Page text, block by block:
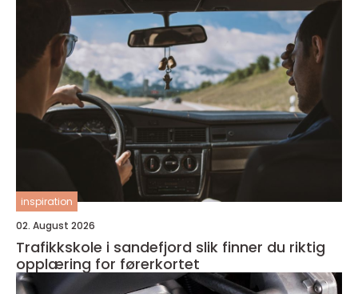
inspiration
02. August 2026
Trafikkskole i sandefjord slik finner du riktig
opplæring for førerkortet